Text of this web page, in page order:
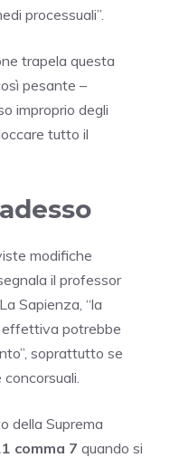
processuali”.
trapela questa
pesante –
improprio degli
tutto il
modifiche
il professor
Sapienza, “la
effettiva potrebbe
soprattutto se
della Suprema
comma 7 quando si